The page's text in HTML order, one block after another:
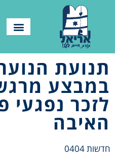
תנועת
במבצע
לזכר נפגעי
האיבה
חדשות 0404